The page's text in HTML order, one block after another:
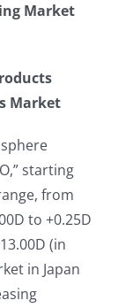
Market
Market
starting
from
to +0.25D
(in
in Japan